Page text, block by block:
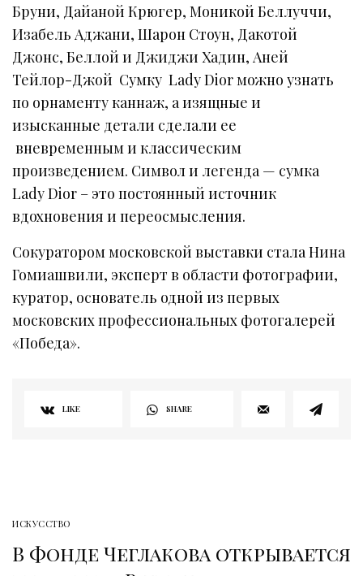
Бруни, Дайаной Крюгер, Моникой Беллуччи,
Изабель Аджани, Шарон Стоун, Дакотой
Джонс, Беллой и Джиджи Хадин, Аней
Тейлор-Джой Сумку Lady Dior можно узнать
по орнаменту каннаж, а изящные и
изысканные детали сделали ее
вневременным и классическим
произведением. Символ и легенда — сумка
Lady Dior – это постоянный источник
вдохновения и переосмысления.
Сокуратором московской выставки стала Нина
Гомиашвили, эксперт в области фотографии,
куратор, основатель одной из первых
московских профессиональных фотогалерей
«Победа».
LIKE SHARE
ИСКУССТВО
В Фонде Чеглакова открывается